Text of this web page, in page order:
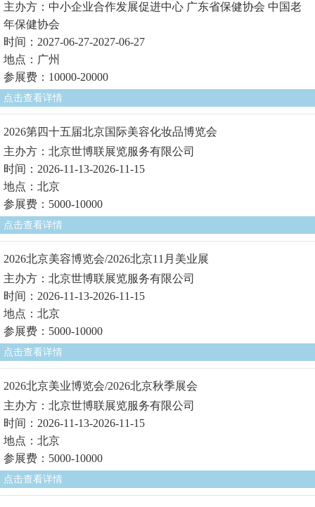
主办方：中小企业合作发展促进中心 广东省保健协会 中国老
年保健协会
时间：2027-06-27-2027-06-27
地点：广州
参展费：10000-20000
点击查看详情
2026第四十五届北京国际美容化妆品博览会
主办方：北京世博联展览服务有限公司
时间：2026-11-13-2026-11-15
地点：北京
参展费：5000-10000
点击查看详情
2026北京美容博览会/2026北京11月美业展
主办方：北京世博联展览服务有限公司
时间：2026-11-13-2026-11-15
地点：北京
参展费：5000-10000
点击查看详情
2026北京美业博览会/2026北京秋季展会
主办方：北京世博联展览服务有限公司
时间：2026-11-13-2026-11-15
地点：北京
参展费：5000-10000
点击查看详情